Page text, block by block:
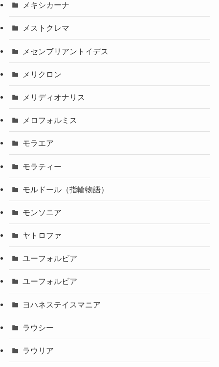
メキシカーナ
メストクレマ
メセンブリアントイデス
メリクロン
メリディオナリス
メロフォルミス
モラエア
モラティー
モルドール（指輪物語）
モンソニア
ヤトロファ
ユーフォルビア
ユーフォルビア
ヨハネステイスマニア
ラウシー
ラウリア